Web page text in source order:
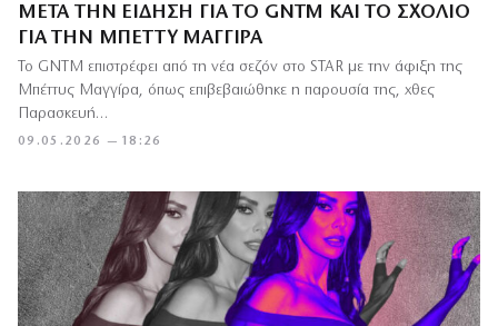
ΜΕΤΆ ΤΗΝ ΕΊΔΗΣΗ ΓΙΑ ΤΟ GNTM ΚΑΙ ΤΟ ΣΧΌΛΙΟ
ΓΙΑ ΤΗΝ ΜΠΈΤΤΥ ΜΑΓΓΊΡΑ
09.05.2026 — 18:26
Το GNTM επιστρέφει από τη νέα σεζόν στο STAR με την άφιξη της
Μπέττυς Μαγγίρα, όπως επιβεβαιώθηκε η παρουσία της, χθες
Παρασκευή…